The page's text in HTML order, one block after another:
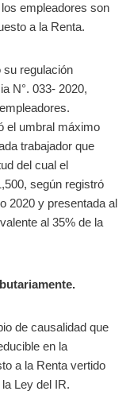
empleadores son
a la Renta.
su regulación
N°. 033- 2020,
el umbral máximo
trabajador que
del cual el
según registró
2020 y presentada al
al 35% de la
de causalidad que
en la
a la Renta vertido
Ley del IR.